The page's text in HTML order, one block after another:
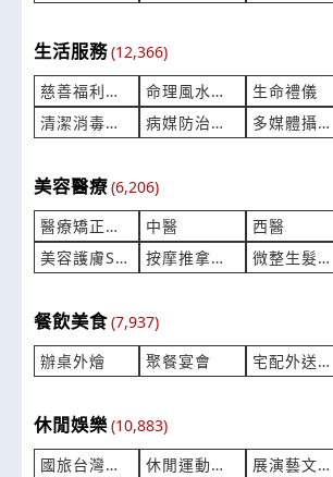
生活服務(12,366)
慈善福利機構
命理風水宗教 生命禮儀
清潔消毒洗衣
病媒防治除蟲 多媒體攝錄製
美容醫療(6,206)
醫療矯正復健
中醫 西醫
美容護膚SPA
按摩推拿足體 微整生髮皮膚
餐飲美食(7,937)
辦桌外燴
聚餐宴會 宅配外送盒餐
休閒娛樂(10,883)
國旅台灣旅遊
休閒運動場館 展演藝文演出